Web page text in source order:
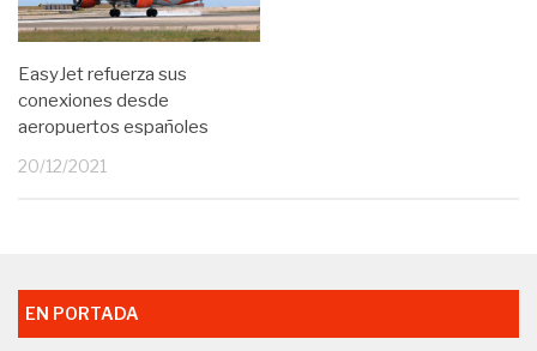
EasyJet refuerza sus
conexiones desde
aeropuertos españoles
20/12/2021
EN PORTADA